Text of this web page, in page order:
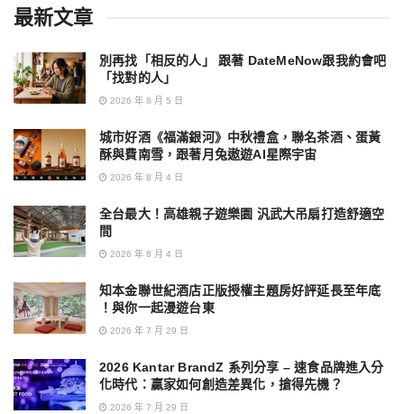
最新文章
別再找「相反的人」 跟著 DateMeNow跟我約會吧
「找對的人」
2026 年 8 月 5 日
城市好酒《福滿銀河》中秋禮盒，聯名茶酒、蛋黃
酥與費南雪，跟著月兔遨遊AI星際宇宙
2026 年 8 月 4 日
全台最大！高雄親子遊樂園 汎武大吊扇打造舒適空
間
2026 年 8 月 4 日
知本金聯世紀酒店正版授權主題房好評延長至年底
！與你一起漫遊台東
2026 年 7 月 29 日
2026 Kantar BrandZ 系列分享 – 速食品牌進入分
化時代：贏家如何創造差異化，搶得先機？
2026 年 7 月 29 日